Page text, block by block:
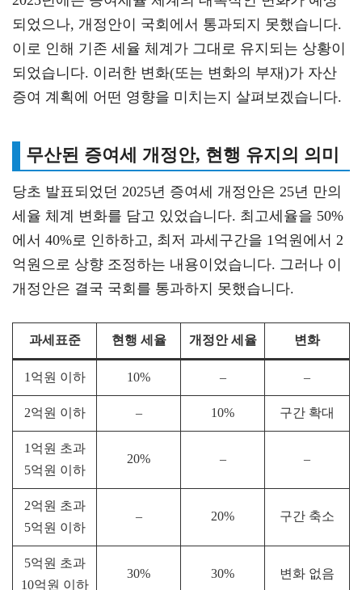
되었으나, 개정안이 국회에서 통과되지 못했습니다.
이로 인해 기존 세율 체계가 그대로 유지되는 상황이
되었습니다. 이러한 변화(또는 변화의 부재)가 자산
증여 계획에 어떤 영향을 미치는지 살펴보겠습니다.
무산된 증여세 개정안, 현행 유지의 의미
당초 발표되었던 2025년 증여세 개정안은 25년 만의
세율 체계 변화를 담고 있었습니다. 최고세율을 50%
에서 40%로 인하하고, 최저 과세구간을 1억원에서 2
억원으로 상향 조정하는 내용이었습니다. 그러나 이
개정안은 결국 국회를 통과하지 못했습니다.
과세표준 현행 세율 개정안 세율 변화
1억원 이하 10% – –
2억원 이하 – 10% 구간 확대
1억원 초과
5억원 이하
20% – –
2억원 초과
5억원 이하
– 20% 구간 축소
5억원 초과
10억원 이하
30% 30% 변화 없음